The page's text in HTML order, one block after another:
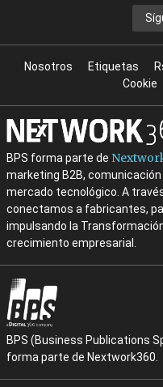
Nosotros Etiquetas
Cookie
BPS forma parte de
marketing B2B,
mercado tecnológico. A
conectamos a fabricantes,
impulsando la
crecimiento empresarial.
BPS (Business Publications
forma parte de Nextwork360.